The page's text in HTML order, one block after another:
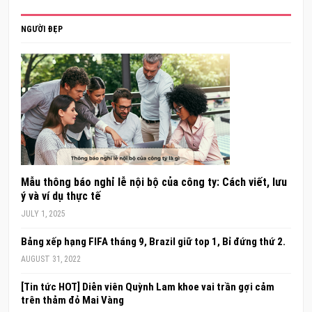
NGƯỜI ĐẸP
Mẫu thông báo nghỉ lễ nội bộ của công ty: Cách viết, lưu
ý và ví dụ thực tế
JULY 1, 2025
Bảng xếp hạng FIFA tháng 9, Brazil giữ top 1, Bỉ đứng thứ 2.
AUGUST 31, 2022
[Tin tức HOT] Diễn viên Quỳnh Lam khoe vai trần gợi cảm
trên thảm đỏ Mai Vàng